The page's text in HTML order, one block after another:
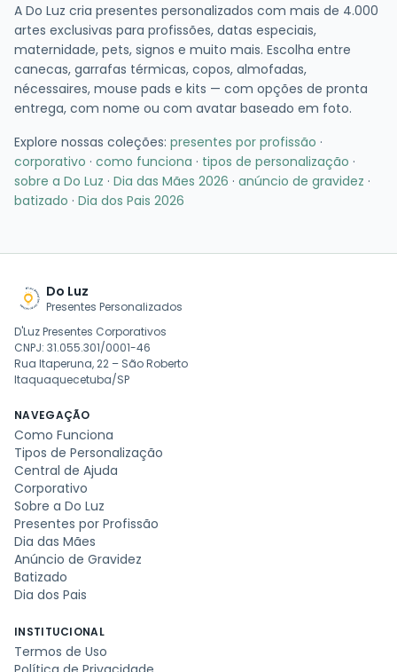
A Do Luz cria presentes personalizados com mais de 4.000
artes exclusivas para profissões, datas especiais,
maternidade, pets, signos e muito mais. Escolha entre
canecas, garrafas térmicas, copos, almofadas,
nécessaires, mouse pads e kits — com opções de pronta
entrega, com nome ou com avatar baseado em foto.
Explore nossas coleções: presentes por profissão ·
corporativo · como funciona · tipos de personalização ·
sobre a Do Luz · Dia das Mães 2026 · anúncio de gravidez ·
batizado · Dia dos Pais 2026
Do Luz
Presentes Personalizados
D'Luz Presentes Corporativos
CNPJ: 31.055.301/0001-46
Rua Itaperuna, 22 – São Roberto
Itaquaquecetuba/SP
NAVEGAÇÃO
Como Funciona
Tipos de Personalização
Central de Ajuda
Corporativo
Sobre a Do Luz
Presentes por Profissão
Dia das Mães
Anúncio de Gravidez
Batizado
Dia dos Pais
INSTITUCIONAL
Termos de Uso